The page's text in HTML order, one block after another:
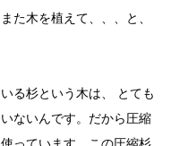
た木を植えて、、、と、
る杉という木は、 とても
ないんです。だから圧縮